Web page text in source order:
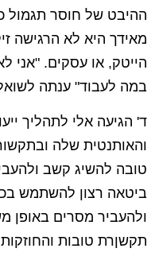
ההיבט של חוסר תגמול
מאידך היא לא הרגישה
הייטק, או עסקים. "אני
במה לעבוד" ענתה
ד' הגיעה אלי לתהליך
והאותנטית שלה
טובה להשיג קשב
ביטאה רצון להשתמש
ולהעביר מסרים באופן
תקשןרת טובות